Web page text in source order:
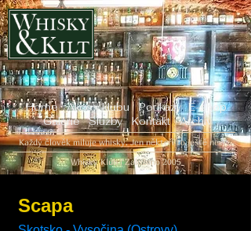
Home Akce v klubuPoukazyE-shop
Galerie
Služby Kontakt Archiv
Každý člověk miluje whisky. Jen někteří to ještě neví...
Whisky Klub | Založeno 2005
Scapa